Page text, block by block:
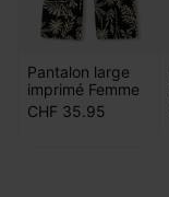
Pantalon large
imprimé Femme
CHF 35.95